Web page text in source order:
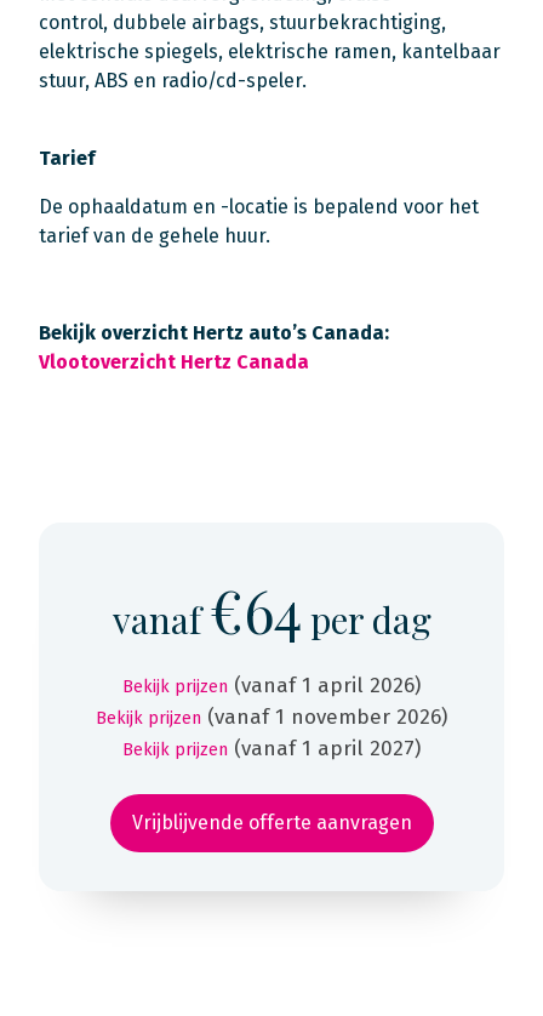
control, dubbele airbags, stuurbekrachtiging,
elektrische spiegels, elektrische ramen, kantelbaar
stuur, ABS en radio/cd-speler.
Tarief
De ophaaldatum en -locatie is bepalend voor het
tarief van de gehele huur.
Bekijk overzicht Hertz auto’s Canada:
Vlootoverzicht Hertz Canada
vanaf€64 per dag
Bekijk prijzen (vanaf 1 april 2026)
Bekijk prijzen (vanaf 1 november 2026)
Bekijk prijzen (vanaf 1 april 2027)
Vrijblijvende offerte aanvragen